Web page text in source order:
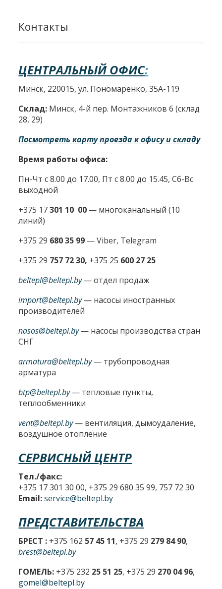
Контакты
ЦЕНТРАЛЬНЫЙ ОФИС:
Минск, 220015, ул. Пономаренко, 35А-119
Склад: Минск, 4-й пер. Монтажников 6 (склад
28, 29)
Посмотреть карту проезда к офису и складу
Время работы офиса:
Пн-Чт с 8.00 до 17.00, Пт с 8.00 до 15.45, Сб-Вс
выходной
+375 17301 10 00 — многоканальный (10
линий)
+375 29 680 35 99 — Viber, Telegram
+375 29 757 72 30, +375 25 600 27 25
beltepl@beltepl.by— отдел продаж
import@beltepl.by— насосы иностранных
производителей
nasos@beltepl.by— насосы производства стран
СНГ
armatura@beltepl.by— трубопроводная
арматура
btp@beltepl.by— тепловые пункты,
теплообменники
vent@beltepl.by— вентиляция, дымоудаление,
воздушное отопление
СЕРВИСНЫЙ ЦЕНТР
Тел./факс:
+375 17 301 30 00, +375 29 680 35 99, 757 72 30
Email: service@beltepl.by
ПРЕДСТАВИТЕЛЬСТВА
БРЕСТ : +375 162 57 45 11, +375 29 279 84 90,
brest@beltepl.by
ГОМЕЛЬ: +375 232 25 51 25, +375 29 270 04 96,
gomel@beltepl.by